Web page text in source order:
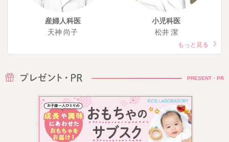
産婦人科医
天神 尚子
小児科医
松井 潔
もっと見る
PRESENT・PR